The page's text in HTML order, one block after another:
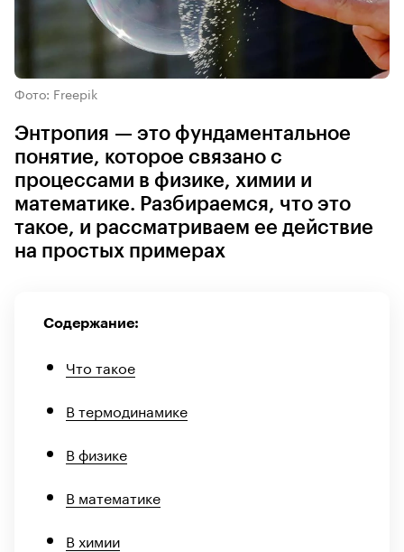
Фото: Freepik
Энтропия — это фундаментальное
понятие, которое связано с
процессами в физике, химии и
математике. Разбираемся, что это
такое, и рассматриваем ее действие
на простых примерах
Содержание:
Что такое
В термодинамике
В физике
В математике
В химии